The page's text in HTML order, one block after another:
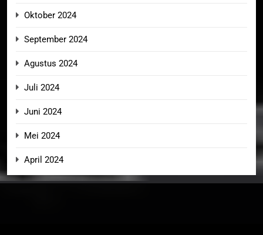
Oktober 2024
September 2024
Agustus 2024
Juli 2024
Juni 2024
Mei 2024
April 2024